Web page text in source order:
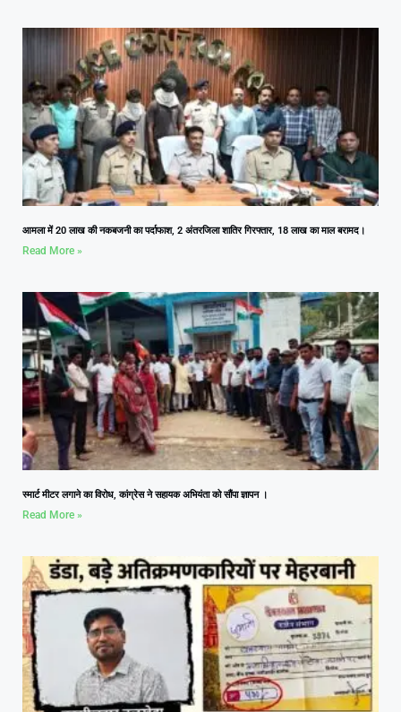
आमला में 20 लाख की नकबजनी का पर्दाफाश, 2 अंतरजिला शातिर गिरफ्तार, 18 लाख का माल बरामद।
Read More »
स्मार्ट मीटर लगाने का विरोध, कांग्रेस ने सहायक अभियंता को सौंपा ज्ञापन ।
Read More »